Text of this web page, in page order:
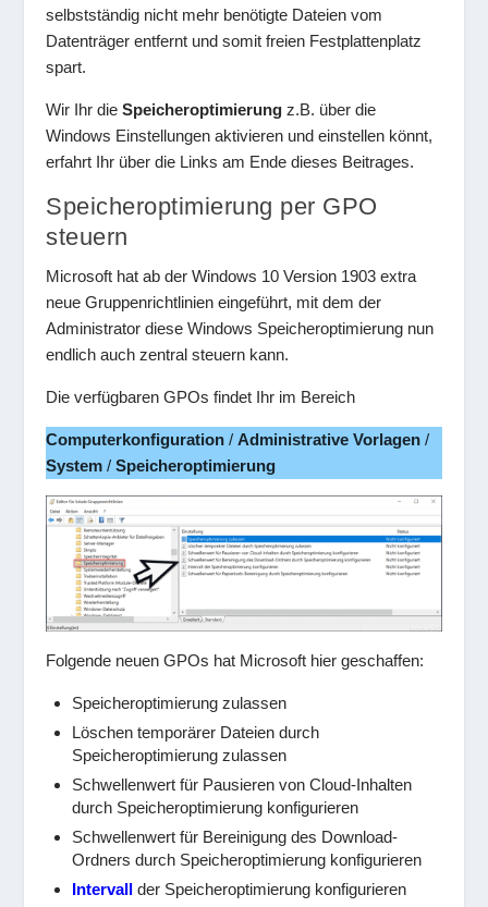
selbstständig nicht mehr benötigte Dateien vom
Datenträger entfernt und somit freien Festplattenplatz
spart.
Wir Ihr dieSpeicheroptimierung z.B. über die
Windows Einstellungen aktivieren und einstellen könnt,
erfahrt Ihr über die Links am Ende dieses Beitrages.
Speicheroptimierung per GPO
steuern
Microsoft hat ab der Windows 10 Version 1903 extra
neue Gruppenrichtlinien eingeführt, mit dem der
Administrator diese Windows Speicheroptimierung nun
endlich auch zentral steuern kann.
Die verfügbaren GPOs findet Ihr im Bereich
Computerkonfiguration /Administrative Vorlagen /
System /Speicheroptimierung
Folgende neuen GPOs hat Microsoft hier geschaffen:
Speicheroptimierung zulassen
Löschen temporärer Dateien durch
Speicheroptimierung zulassen
Schwellenwert für Pausieren von Cloud-Inhalten
durch Speicheroptimierung konfigurieren
Schwellenwert für Bereinigung des Download-
Ordners durch Speicheroptimierung konfigurieren
Intervall der Speicheroptimierung konfigurieren